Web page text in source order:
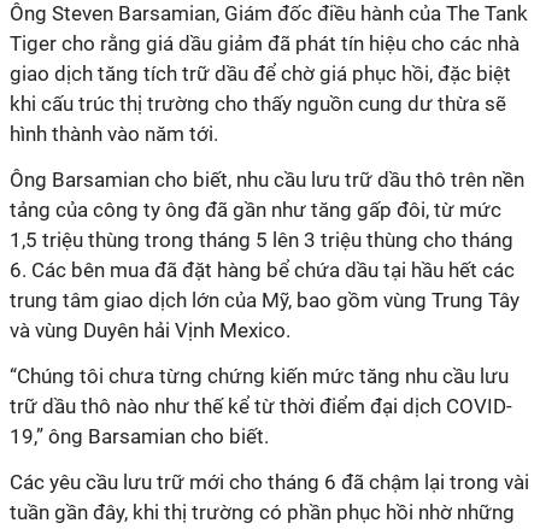
Ông Steven Barsamian, Giám đốc điều hành của The Tank
Tiger cho rằng giá dầu giảm đã phát tín hiệu cho các nhà
giao dịch tăng tích trữ dầu để chờ giá phục hồi, đặc biệt
khi cấu trúc thị trường cho thấy nguồn cung dư thừa sẽ
hình thành vào năm tới.
Ông Barsamian cho biết, nhu cầu lưu trữ dầu thô trên nền
tảng của công ty ông đã gần như tăng gấp đôi, từ mức
1,5 triệu thùng trong tháng 5 lên 3 triệu thùng cho tháng
6. Các bên mua đã đặt hàng bể chứa dầu tại hầu hết các
trung tâm giao dịch lớn của Mỹ, bao gồm vùng Trung Tây
và vùng Duyên hải Vịnh Mexico.
“Chúng tôi chưa từng chứng kiến mức tăng nhu cầu lưu
trữ dầu thô nào như thế kể từ thời điểm đại dịch COVID-
19,” ông Barsamian cho biết.
Các yêu cầu lưu trữ mới cho tháng 6 đã chậm lại trong vài
tuần gần đây, khi thị trường có phần phục hồi nhờ những